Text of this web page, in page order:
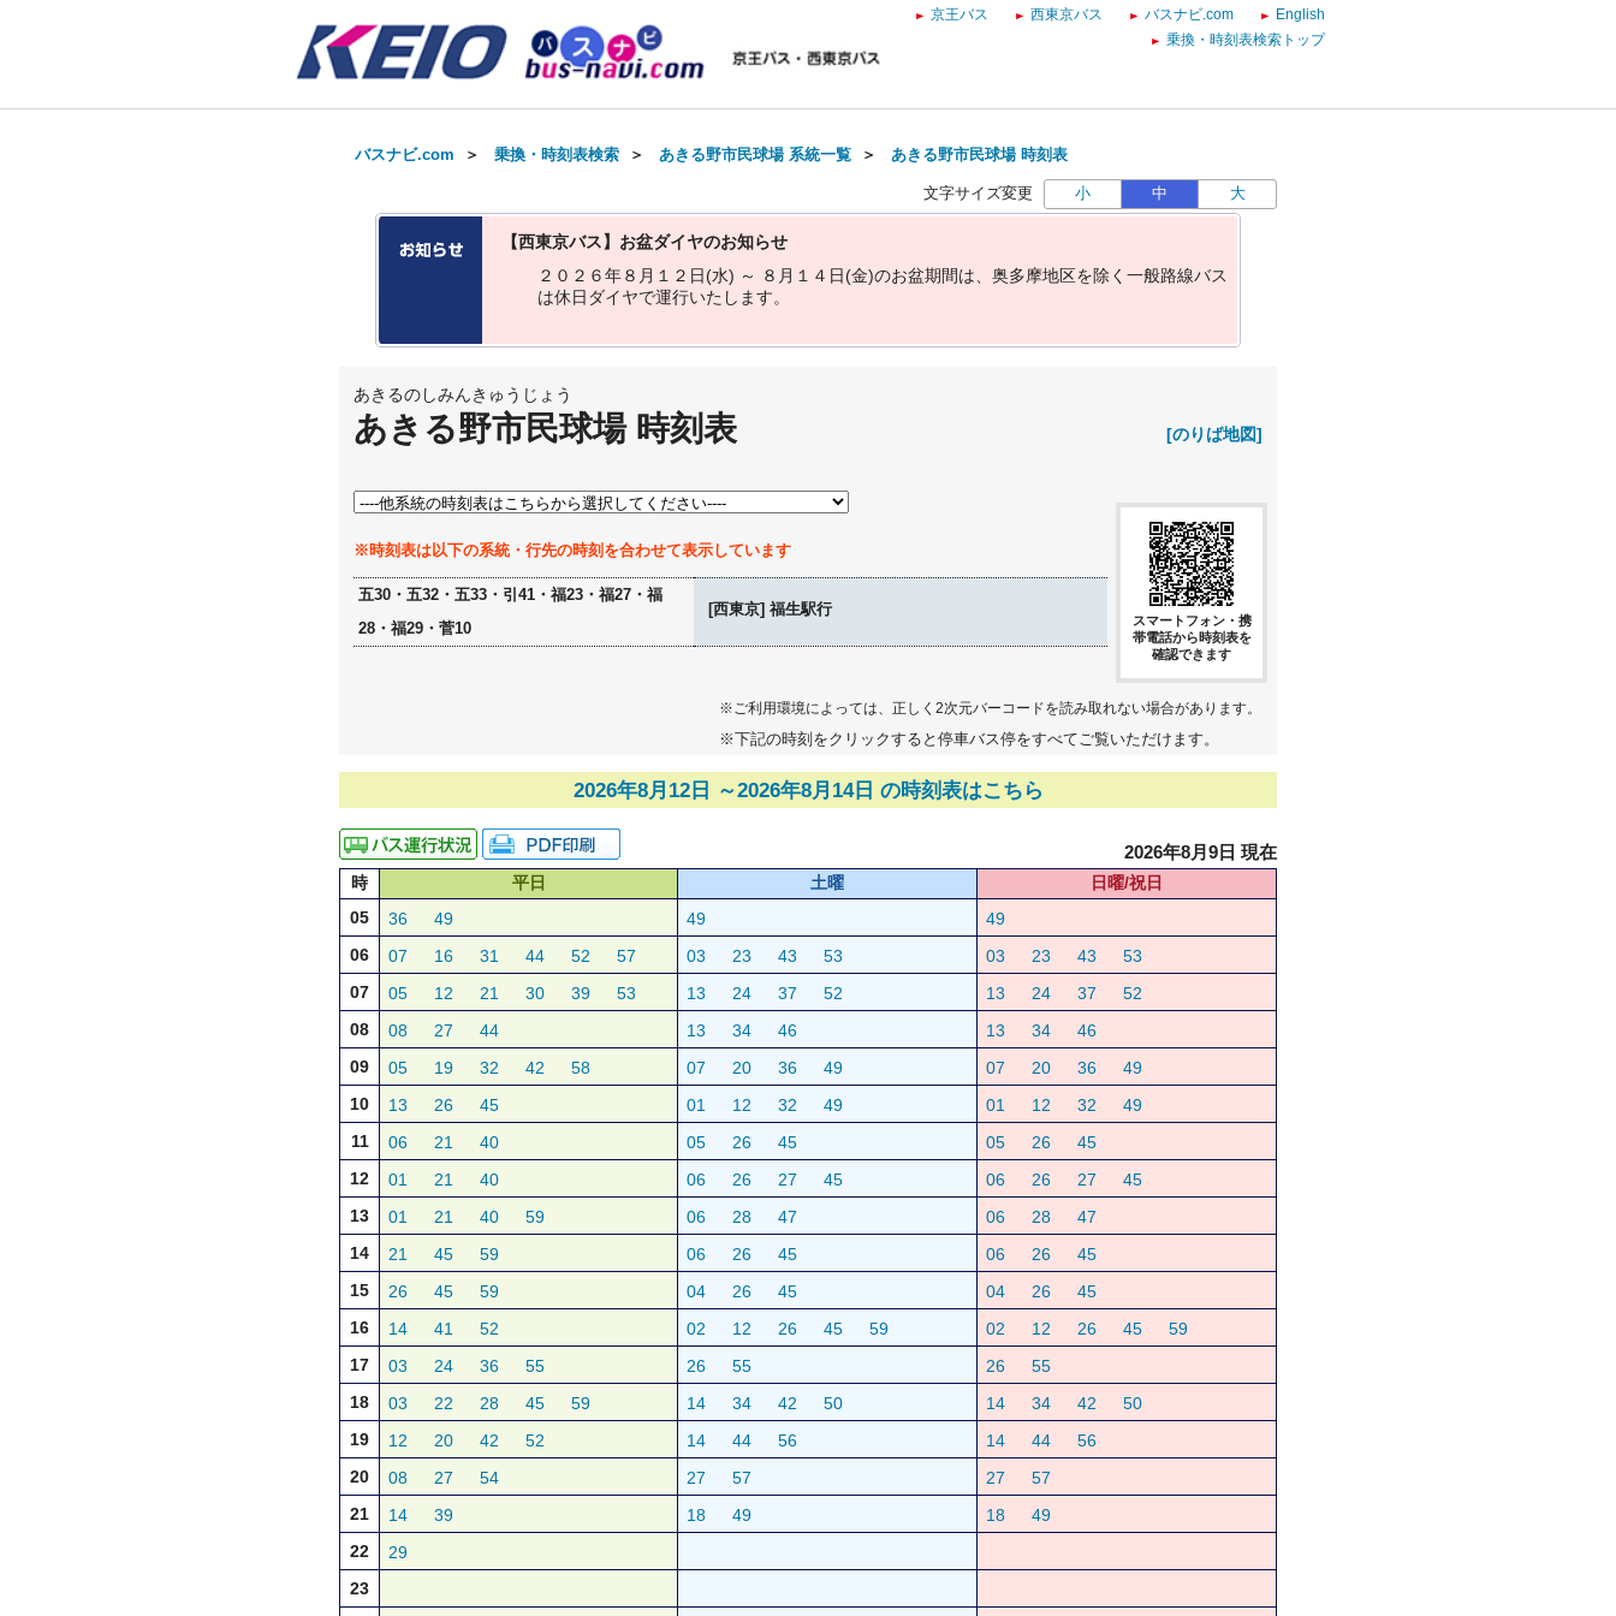
京王バス 西東京バス バスナビ.com
English
乗換・時刻表検索トップ
バスナビ.com ＞ 乗換・時刻表検索 ＞ あきる野市民球場 系統一覧 ＞ あきる野市民球場 時刻表
文字サイズ変更 小 中 大
【西東京バス】お盆ダイヤのお知らせ
２ ０ ２ ６年８ 月 １ ２ 日(水) ～ ８ 月 １ ４ 日(金)のお盆期間は 奥多摩地区を除 く 一般路線バス
は休日 ダイヤで運行いた し ます。
あきるのしみんきゅうじょう
あきる野市民球場 時刻表 [のりば地図]
※時刻表は以下の系統・行先の時刻を合わせて表示しています
五30・五32・五33・引41・福23・福27・福
28・福29・菅10
[西東京] 福生駅行
スマートフォン・携
帯電話から時刻表を
確認できます
※ご利用環境によっては、正しく2次元バーコードを読み取れない場合があります。
※下記の時刻をクリックすると停車バス停をすべてご覧いただけます。
2026年8月12日 ～2026年8月14日 の時刻表はこちら
2026年8月9日 現在
時 平日 土曜
日曜/祝日
05
36 49 49
49
06
07 16 31 44 52 57 03 23 43 53 03 23 43
53
07
05 12 21 30 39 53 13 24 37 52 13 24 37
52
08
08 27 44 13 34 46 13 34
46
09
05 19 32 42 58 07 20 36 49 07 20 36
49
10
13 26 45 01 12 32 49 01 12 32
49
11
06 21 40 05 26 45 05 26
45
12
01 21 40 06 26 27 45 06 26 27
45
13
01 21 40 59 06 28 47 06 28
47
14
21 45 59 06 26 45 06 26
45
15
26 45 59 04 26 45 04 26
45
16
14 41 52 02 12 26 45 59 02 12 26 45
59
17
03 24 36 55 26 55 26
55
18
03 22 28 45 59 14 34 42 50 14 34 42
50
19
12 20 42 52 14 44 56 14 44
56
20
08 27 54 27 57 27
57
21
14 39 18 49 18
49
22
29
23